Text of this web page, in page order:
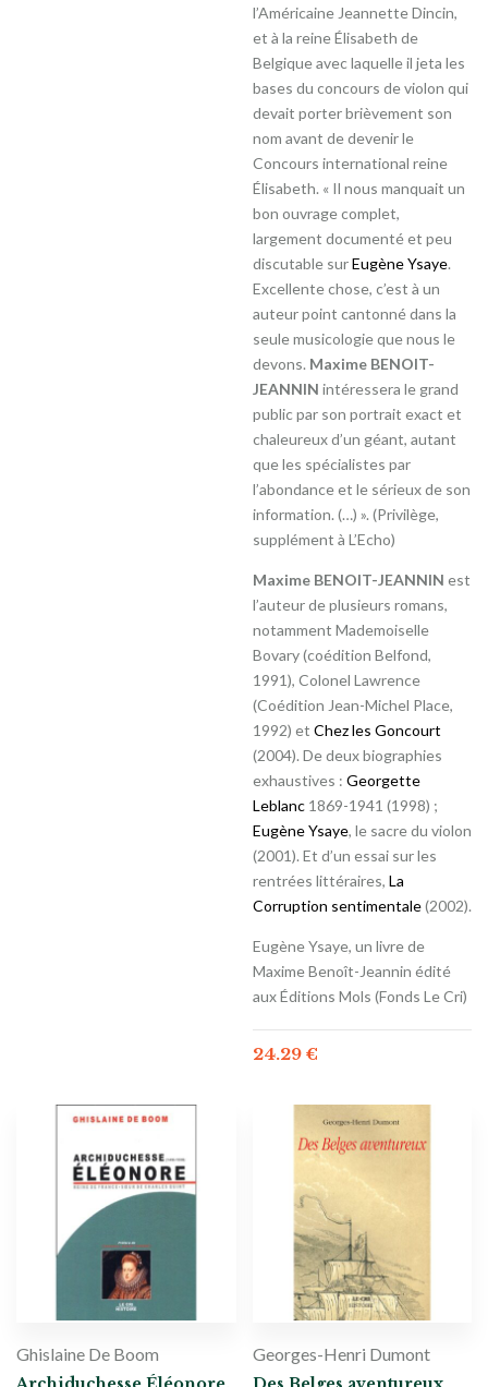
l’Américaine Jeannette Dincin,
et à la reine Élisabeth de
Belgique avec laquelle il jeta les
bases du concours de violon qui
devait porter brièvement son
nom avant de devenir le
Concours international reine
Élisabeth. « Il nous manquait un
bon ouvrage complet,
largement documenté et peu
discutable surEugène Ysaye.
Excellente chose, c’est à un
auteur point cantonné dans la
seule musicologie que nous le
devons. Maxime BENOIT-
JEANNIN intéressera le grand
public par son portrait exact et
chaleureux d’un géant, autant
que les spécialistes par
l’abondance et le sérieux de son
information. (…) ». (Privilège,
supplément à L’Echo)
Maxime BENOIT-JEANNIN est
l’auteur de plusieurs romans,
notamment Mademoiselle
Bovary (coédition Belfond,
1991), Colonel Lawrence
(Coédition Jean-Michel Place,
1992) et Chez les Goncourt
(2004). De deux biographies
exhaustives : Georgette
Leblanc1869-1941 (1998) ;
Eugène Ysaye, le sacre du violon
(2001). Et d’un essai sur les
rentrées littéraires, La
Corruption sentimentale(2002).
Eugène Ysaye, un livre de
Maxime Benoît-Jeannin édité
aux Éditions Mols (Fonds Le Cri)
24.29 €
Ghislaine De Boom Georges-Henri Dumont